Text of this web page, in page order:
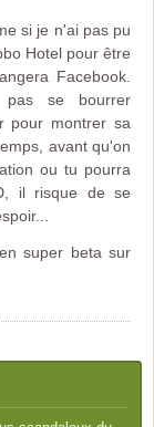
si je n'ai pas pu
Hotel pour être
Facebook.
se bourrer
pour montrer sa
avant qu'on
ou tu pourra
il risque de se
super beta sur